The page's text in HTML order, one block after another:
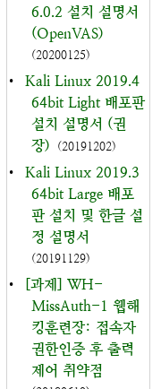
6.0.2 설치 설명서
(OpenVAS)
(20200125)
•
Kali Linux 2019.4
64bit Light 배포판
설치 설명서 (권
장)
(20191202)
•
Kali Linux 2019.3
64bit Large 배포
판 설치 및 한글 설
정 설명서
(20191129)
•
[과제] WH-
MissAuth-1 웹해
킹훈련장: 접속자
권한인증 후 출력
제어 취약점